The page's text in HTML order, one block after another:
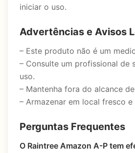
iniciar o uso.
Advertências e Avisos
– Este produto não é um
– Consulte um profissional de
uso.
– Mantenha fora do alcance
– Armazenar em local fresco e
Perguntas Frequentes
O Raintree Amazon A-P tem